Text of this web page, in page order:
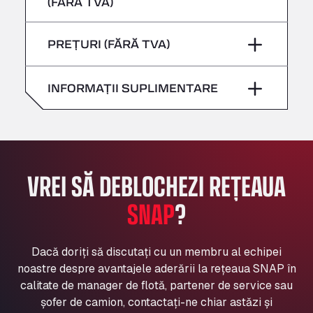
Klaverbladstaat 21, 3560
American Truck Wash
Av. des Etats-Unis 90, 6041
Andamur Guarroman
Andamur La Junquera
Andamur Pamplona
A-15 Salida Imarcoain, 31119
Andamur San Roman II
Anglia Motel
Washway Road, PE12 8LT
Anpol Sp. z o.o.
Ul. Torunska 147, 85884
Sâmbătă
Duminică –
Sâmbătă –
Duminică –
PREȚURI (FĂRĂ TVA)
INFORMAȚII SUPLIMENTARE
VREI SĂ DEBLOCHEZI REȚEAUA
SNAP?
Dacă doriți să discutați cu un membru al echipei
noastre despre avantajele aderării la rețeaua SNAP în
calitate de manager de flotă, partener de service sau
șofer de camion, contactați-ne chiar astăzi și